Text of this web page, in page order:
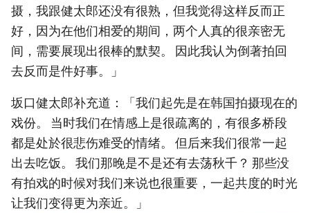
摄，我跟健太郎还没有很熟，但我觉得这样反而正
好，因为在他们相爱的期间，两个人真的很亲密无
间，需要展现出很棒的默契。 因此我认为倒著拍回
去反而是件好事。」
坂口健太郎补充道：「我们起先是在韩国拍摄现在的
戏份。 当时我们在情感上是很疏离的，有很多桥段
都是处於很悲伤难受的情绪。 但后来我们很常一起
出去吃饭。 我们那晚是不是还有去荡秋千？ 那些没
有拍戏的时候对我们来说也很重要，一起共度的时光
让我们变得更为亲近。」